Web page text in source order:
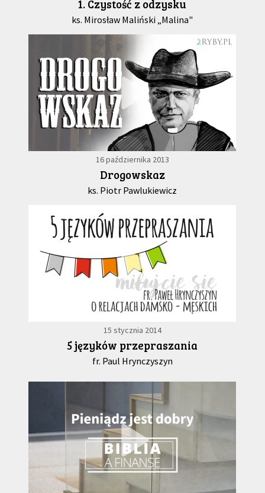
1. Czystość z odzysku
ks. Mirosław Maliński „Malina"
16 października 2013
Drogowskaz
ks. Piotr Pawlukiewicz
15 stycznia 2014
5 języków przepraszania
fr. Paul Hrynczyszyn